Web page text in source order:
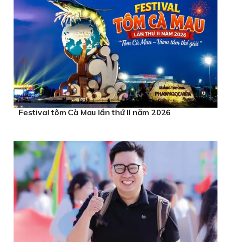
Festival tôm Cà Mau lần thứ II năm 2026